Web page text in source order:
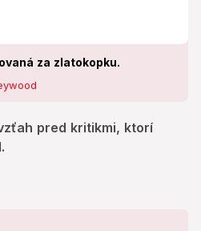
za zlatokopku.
pred kritikmi, ktorí